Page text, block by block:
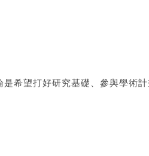
希望打好研究基礎、參與學術